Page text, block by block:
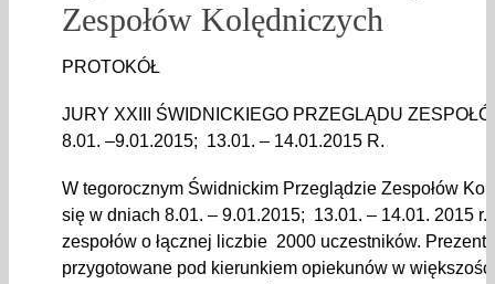
Zespołów Kolędniczych
PROTOKÓŁ
JURY XXIII ŚWIDNICKIEGO PRZEGLĄDU
8.01. –9.01.2015; 13.01. – 14.01.2015 R.
W tegorocznym Świdnickim Przeglądzie Zespołów
się w dniach 8.01. – 9.01.2015; 13.01. – 14.01. 2015 r.
zespołów o łącznej liczbie 2000 uczestników.
przygotowane pod kierunkiem opiekunów w